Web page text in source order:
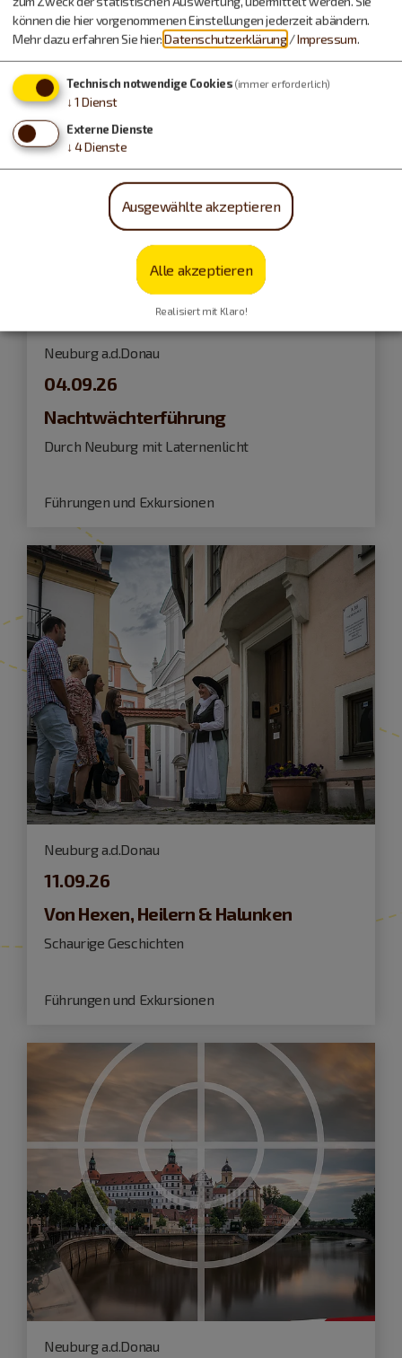
Führungen und Exkursionen
Neuburg a.d.Donau
04.09.26
Nachtwächterführung
Durch Neuburg mit Laternenlicht
Führungen und Exkursionen
Neuburg a.d.Donau
11.09.26
Von Hexen, Heilern & Halunken
Schaurige Geschichten
Führungen und Exkursionen
Neuburg a.d.Donau
können die hier vorgenommenen Einstellungen jederzeit abändern.
Mehr dazu erfahren Sie hier:Datenschutzerklärung /Impressum.
Technisch notwendige Cookies (immer erforderlich)
↓ 1 Dienst
Externe Dienste
↓ 4Dienste
Ausgewählte akzeptieren
Alle akzeptieren
Realisiert mit Klaro!